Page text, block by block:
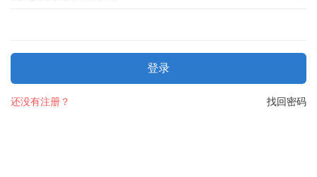
登录
找回密码
还没有注册？